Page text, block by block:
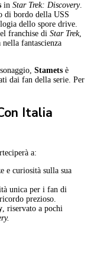
in Star Trek: Discovery.
di bordo della USS
dello spore drive.
franchise di Star Trek,
fantascienza
Stamets è
dai fan della serie. Per
Italia
a:
e curiosità sulla sua
unica per i fan di
prezioso.
, riservato a pochi